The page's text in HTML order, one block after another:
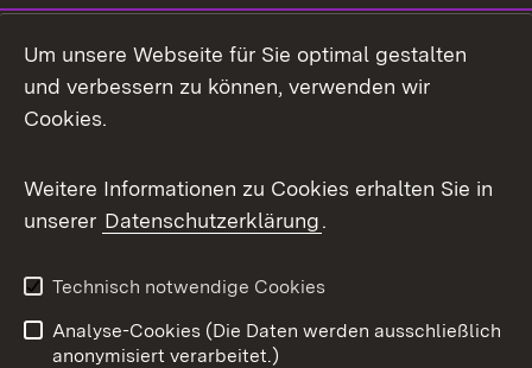
Facebook
X / Twitter
Youtube
Impressum
Kontakt
Um unsere Webseite für Sie optimal gestalten
und verbessern zu können, verwenden wir
Cookies.
Weitere Informationen zu Cookies erhalten Sie in
unserer Datenschutzerklärung.
Technisch notwendige Cookies
Analyse-Cookies (Die Daten werden ausschließlich
anonymisiert verarbeitet.)